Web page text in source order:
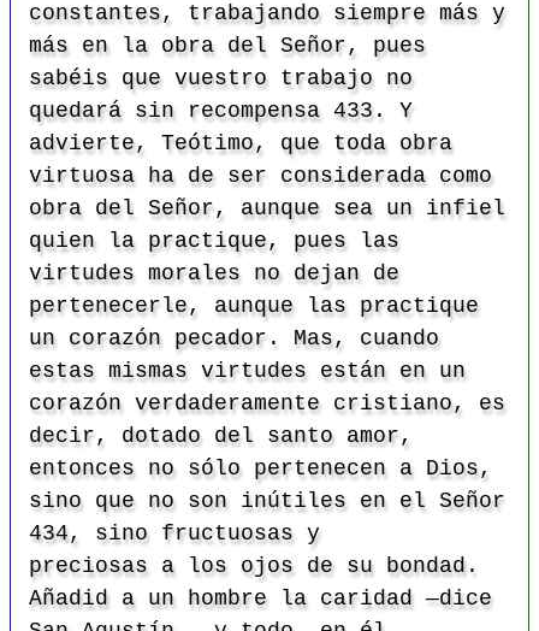
constantes, trabajando siempre más y
más en la obra del Señor, pues
sabéis que vuestro trabajo no
quedará sin recompensa 433. Y
advierte, Teótimo, que toda obra
virtuosa ha de ser considerada como
obra del Señor, aunque sea un infiel
quien la practique, pues las
virtudes morales no dejan de
pertenecerle, aunque las practique
un corazón pecador. Mas, cuando
estas mismas virtudes están en un
corazón verdaderamente cristiano, es
decir, dotado del santo amor,
entonces no sólo pertenecen a Dios,
sino que no son inútiles en el Señor
434, sino fructuosas y
preciosas a los ojos de su bondad.
Añadid a un hombre la caridad —dice